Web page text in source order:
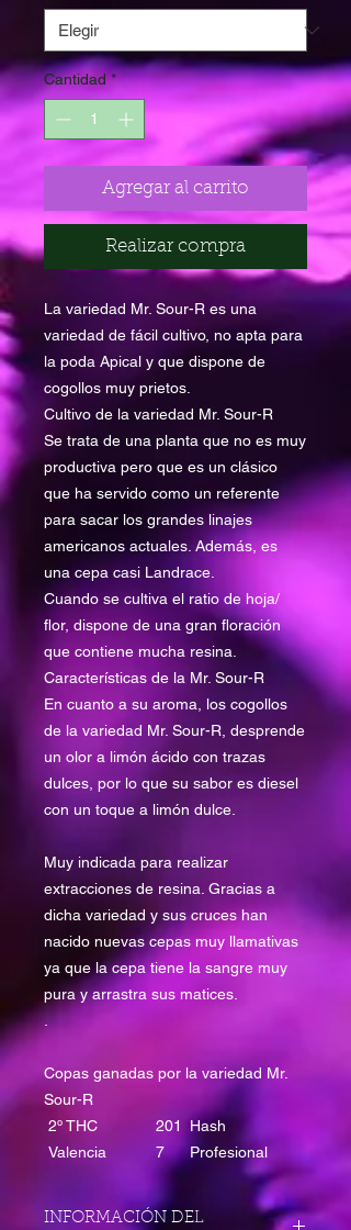
Cantidad *
Agregar al carrito
Realizar compra
La variedad Mr. Sour-R es una
variedad de fácil cultivo, no apta para
la poda Apical y que dispone de
cogollos muy prietos.
Cultivo de la variedad Mr. Sour-R
Se trata de una planta que no es muy
productiva pero que es un clásico
que ha servido como un referente
para sacar los grandes linajes
americanos actuales. Además, es
una cepa casi Landrace.
Cuando se cultiva el ratio de hoja/
flor, dispone de una gran floración
que contiene mucha resina.
Características de la Mr. Sour-R
En cuanto a su aroma, los cogollos
de la variedad Mr. Sour-R, desprende
un olor a limón ácido con trazas
dulces, por lo que su sabor es diesel
con un toque a limón dulce.
Muy indicada para realizar
extracciones de resina. Gracias a
dicha variedad y sus cruces han
nacido nuevas cepas muy llamativas
ya que la cepa tiene la sangre muy
pura y arrastra sus matices.
.
Copas ganadas por la variedad Mr.
Sour-R
2º THC
Valencia
201
7
Hash
Profesional
INFORMACIÓN DEL